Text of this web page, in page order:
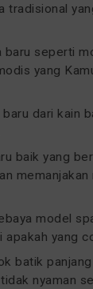
tradisional
seperti
yang
dari kain
baik yang
model
yang
batik
nyaman